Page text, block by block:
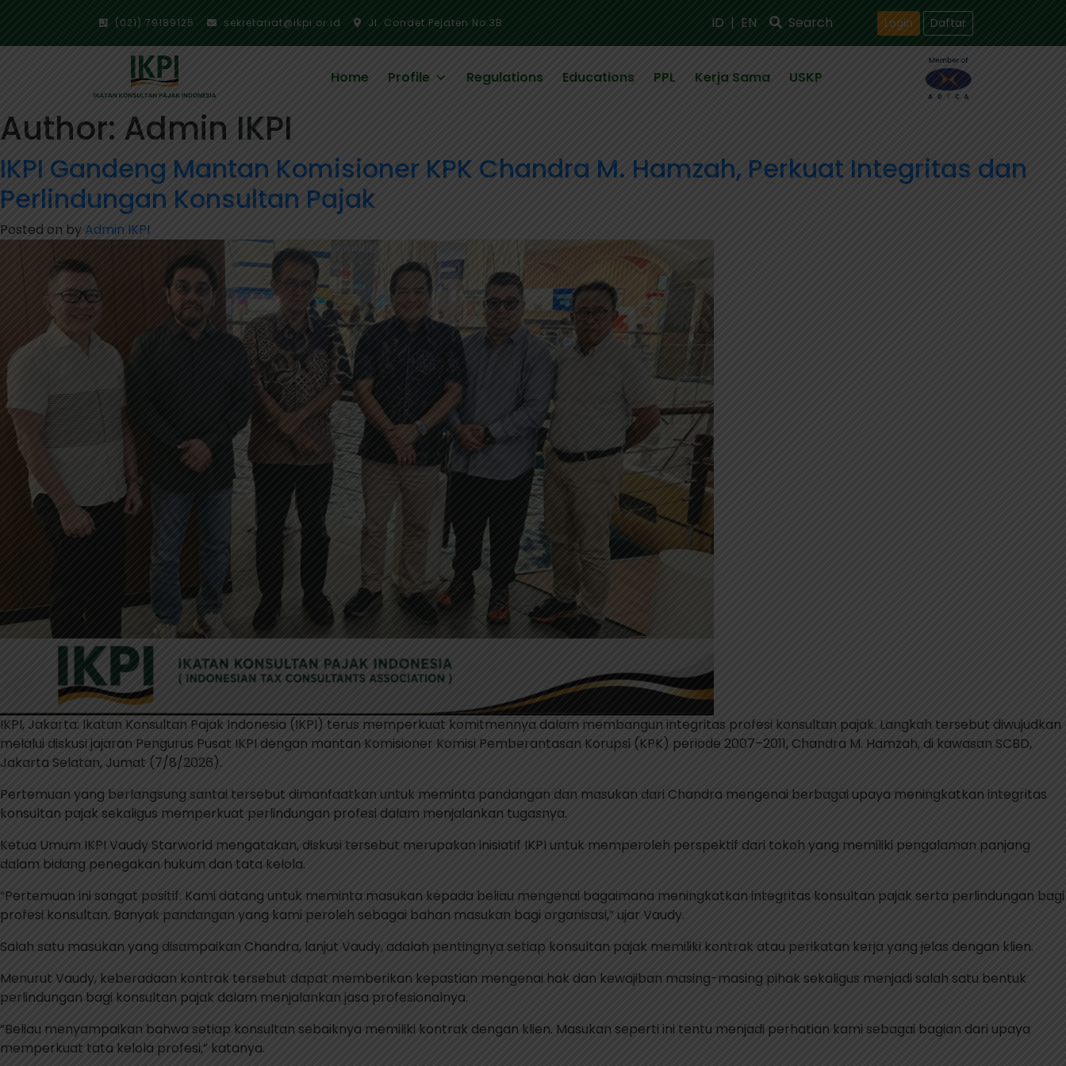
(021) 79189125 sekretariat@ikpi.or.id Jl. Condet Pejaten No.3B ID | EN Search Login Daftar
Home Profile Regulations Educations PPL Kerja Sama USKP
Author: Admin IKPI
IKPI Gandeng Mantan Komisioner KPK Chandra M. Hamzah, Perkuat Integritas dan
Perlindungan Konsultan Pajak
Posted on byAdmin IKPI
IKPI, Jakarta: Ikatan Konsultan Pajak Indonesia (IKPI) terus memperkuat komitmennya dalam membangun integritas profesi konsultan pajak. Langkah tersebut diwujudkan
melalui diskusi jajaran Pengurus Pusat IKPI dengan mantan Komisioner Komisi Pemberantasan Korupsi (KPK) periode 2007–2011, Chandra M. Hamzah, di kawasan SCBD,
Jakarta Selatan, Jumat (7/8/2026).
Pertemuan yang berlangsung santai tersebut dimanfaatkan untuk meminta pandangan dan masukan dari Chandra mengenai berbagai upaya meningkatkan integritas
konsultan pajak sekaligus memperkuat perlindungan profesi dalam menjalankan tugasnya.
Ketua Umum IKPI Vaudy Starworld mengatakan, diskusi tersebut merupakan inisiatif IKPI untuk memperoleh perspektif dari tokoh yang memiliki pengalaman panjang
dalam bidang penegakan hukum dan tata kelola.
“Pertemuan ini sangat positif. Kami datang untuk meminta masukan kepada beliau mengenai bagaimana meningkatkan integritas konsultan pajak serta perlindungan bagi
profesi konsultan. Banyak pandangan yang kami peroleh sebagai bahan masukan bagi organisasi,” ujar Vaudy.
Salah satu masukan yang disampaikan Chandra, lanjut Vaudy, adalah pentingnya setiap konsultan pajak memiliki kontrak atau perikatan kerja yang jelas dengan klien.
Menurut Vaudy, keberadaan kontrak tersebut dapat memberikan kepastian mengenai hak dan kewajiban masing-masing pihak sekaligus menjadi salah satu bentuk
perlindungan bagi konsultan pajak dalam menjalankan jasa profesionalnya.
“Beliau menyampaikan bahwa setiap konsultan sebaiknya memiliki kontrak dengan klien. Masukan seperti ini tentu menjadi perhatian kami sebagai bagian dari upaya
memperkuat tata kelola profesi,” katanya.